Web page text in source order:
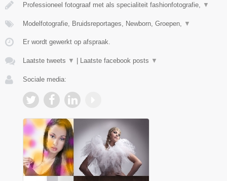
Professioneel fotograaf met als specialiteit fashionfotografie, ▼
Modelfotografie, Bruidsreportages, Newborn, Groepen, ▼
Er wordt gewerkt op afspraak.
Laatste tweets ▼ Laatste facebook posts ▼
Sociale media: